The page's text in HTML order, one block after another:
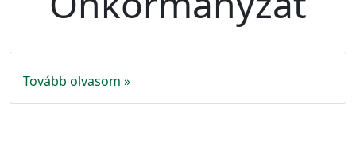
Tovább olvasom »